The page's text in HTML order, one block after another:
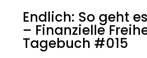
Endlich: So geht
– Finanzielle
Tagebuch #015